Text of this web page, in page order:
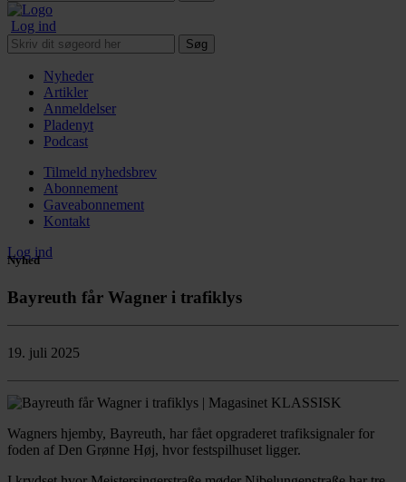
Log ind
Søg
Nyheder
Artikler
Anmeldelser
Pladenyt
Podcast
Tilmeld nyhedsbrev
Abonnement
Gaveabonnement
Kontakt
Log ind
Nyhed
Bayreuth får Wagner i trafiklys
19. juli 2025
Wagners hjemby, Bayreuth, har fået opgraderet trafiksignaler for
foden af Den Grønne Høj, hvor festspilhuset ligger.